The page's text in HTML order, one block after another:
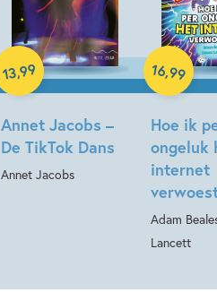
Annet Jacobs –
De TikTok Dans
Annet Jacobs
13,99
Hardcover
Hoe ik
ongeluk
internet
Adam
Lancett
16,99
Hardcover